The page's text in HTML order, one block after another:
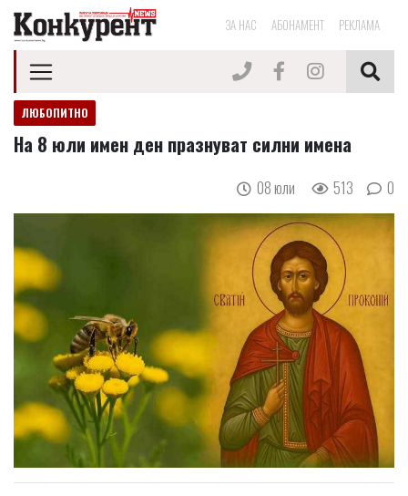
ЗА НАС АБОНАМЕНТ РЕКЛАМА
ЛЮБОПИТНО
На 8 юли имен ден празнуват силни имена
08 юли 513 0